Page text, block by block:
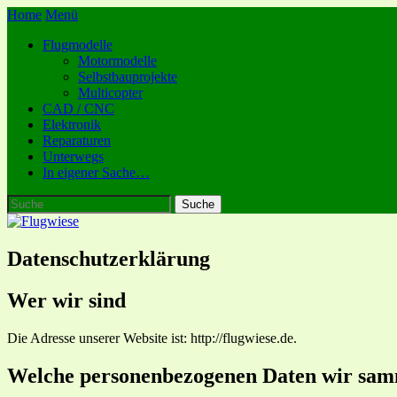
Home Menü
Flugmodelle
Motormodelle
Selbstbauprojekte
Multicopter
CAD / CNC
Elektronik
Reparaturen
Unterwegs
In eigener Sache…
Datenschutzerklärung
Wer wir sind
Die Adresse unserer Website ist: http://flugwiese.de.
Welche personenbezogenen Daten wir